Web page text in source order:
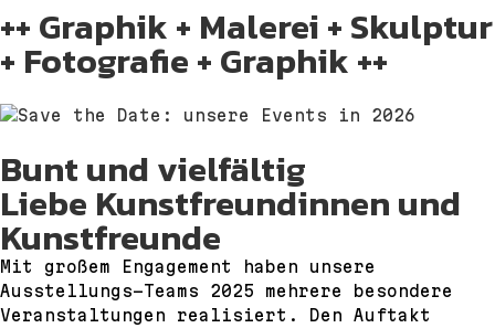
++ Graphik + Malerei + Skulptur
+ Fotografie + Graphik ++
Bunt und vielfältig
Liebe Kunstfreundinnen und
Kunstfreunde
Mit großem Engagement haben unsere
Ausstellungs-Teams 2025 mehrere besondere
Veranstaltungen realisiert. Den Auftakt